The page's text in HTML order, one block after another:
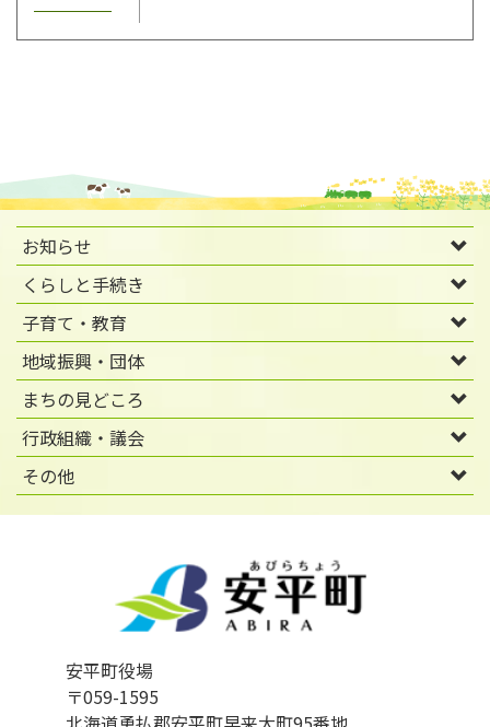
お知らせ
くらしと手続き
子育て・教育
地域振興・団体
まちの見どころ
行政組織・議会
その他
安平町役場
〒059-1595